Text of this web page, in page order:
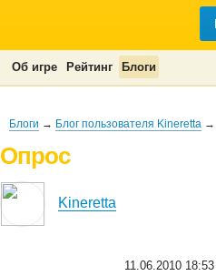
Об игре Рейтинг Блоги
Блоги → Блог пользователя Kineretta →
Опрос
Kineretta
11.06.2010 18:53